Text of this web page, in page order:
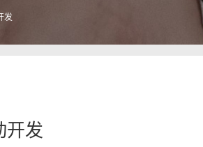
发
开发